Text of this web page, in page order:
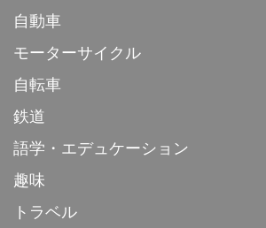
自動車
モーターサイクル
自転車
鉄道
語学・エデュケーション
趣味
トラベル